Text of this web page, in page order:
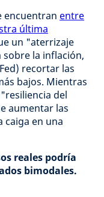
encuentran entre
última
un "aterrizaje
la inflación,
recortar las
bajos. Mientras
del
aumentar las
caiga en una
reales podría
bimodales.